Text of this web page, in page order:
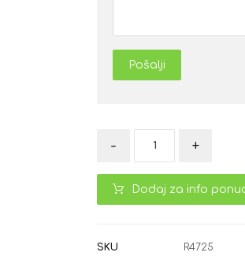
Pošalji
- +
Dodaj za info
SKU
R4725